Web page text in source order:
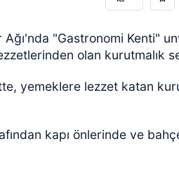
"Gastronomi Kenti"
olan kurutmalık
yemeklere lezzet katan
kapı önlerinde ve